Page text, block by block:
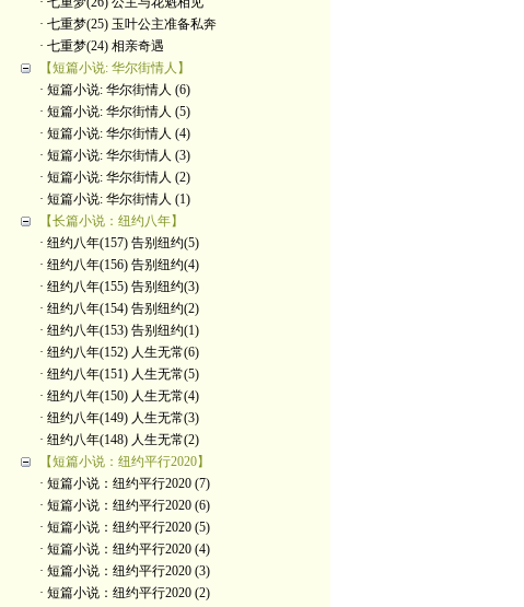
· 七重梦(25) 玉叶公主准备私奔
· 七重梦(24) 相亲奇遇
【短篇小说: 华尔街情人】
· 短篇小说: 华尔街情人 (6)
· 短篇小说: 华尔街情人 (5)
· 短篇小说: 华尔街情人 (4)
· 短篇小说: 华尔街情人 (3)
· 短篇小说: 华尔街情人 (2)
· 短篇小说: 华尔街情人 (1)
【长篇小说：纽约八年】
· 纽约八年(157) 告别纽约(5)
· 纽约八年(156) 告别纽约(4)
· 纽约八年(155) 告别纽约(3)
· 纽约八年(154) 告别纽约(2)
· 纽约八年(153) 告别纽约(1)
· 纽约八年(152) 人生无常(6)
· 纽约八年(151) 人生无常(5)
· 纽约八年(150) 人生无常(4)
· 纽约八年(149) 人生无常(3)
· 纽约八年(148) 人生无常(2)
【短篇小说：纽约平行2020】
· 短篇小说：纽约平行2020 (7)
· 短篇小说：纽约平行2020 (6)
· 短篇小说：纽约平行2020 (5)
· 短篇小说：纽约平行2020 (4)
· 短篇小说：纽约平行2020 (3)
· 短篇小说：纽约平行2020 (2)